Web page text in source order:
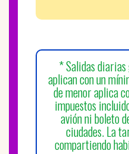
* Salidas
aplican con un
de menor aplica
impuestos
avión ni boleto
ciudades. La
compartiendo